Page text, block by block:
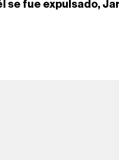
se fue expulsado,